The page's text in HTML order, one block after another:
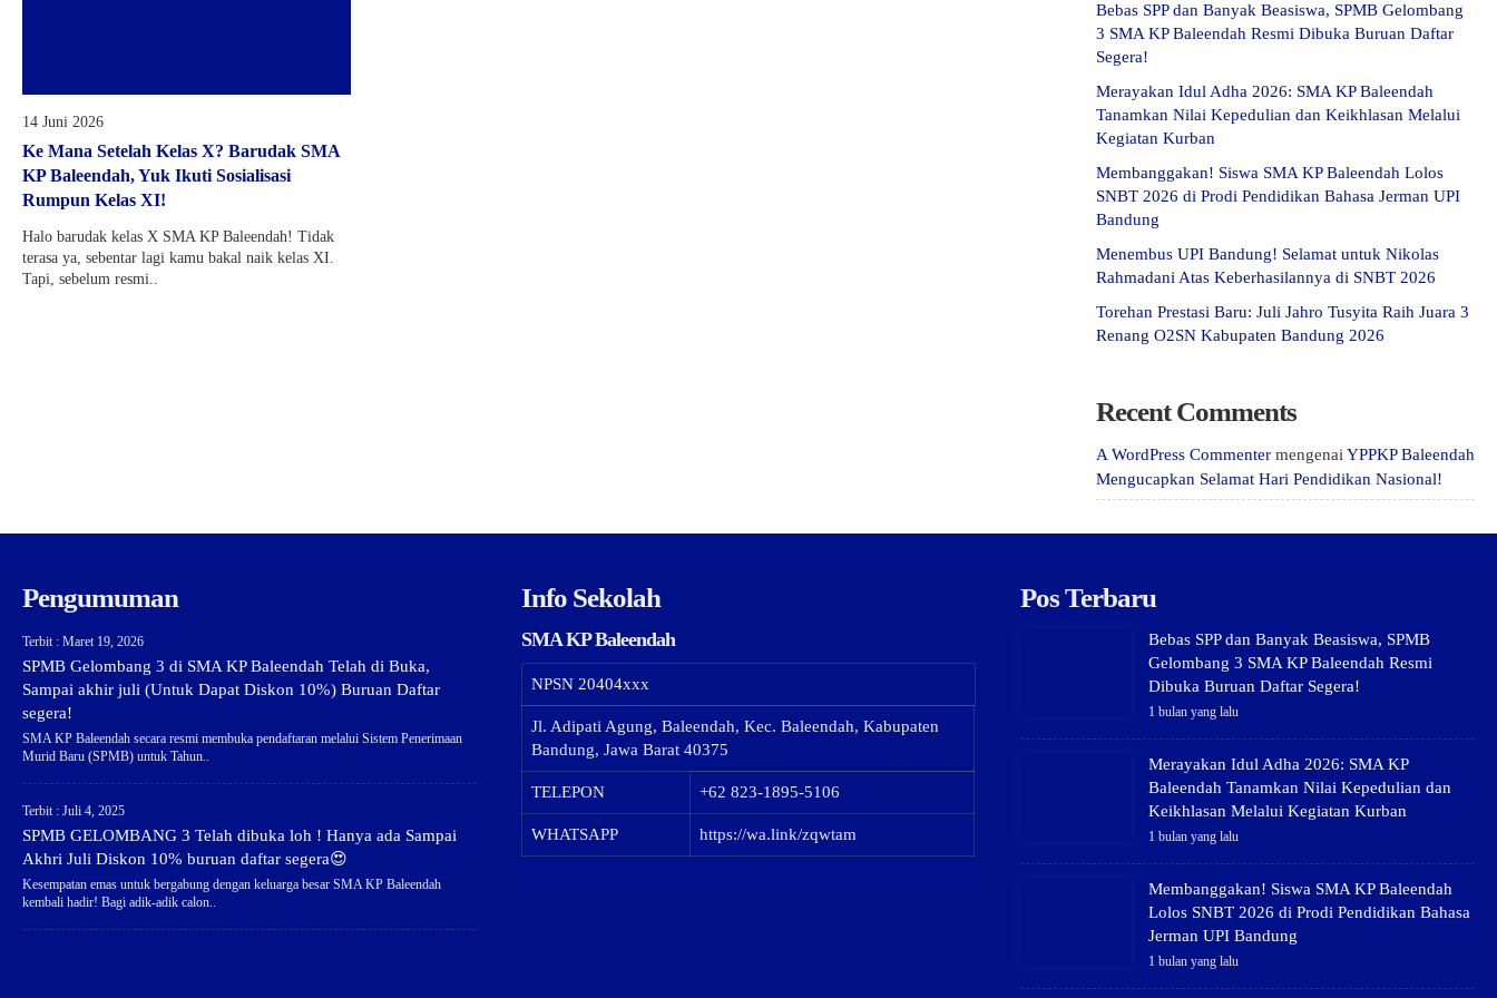
14 Juni 2026
Ke Mana Setelah Kelas X? Barudak SMA
KP Baleendah, Yuk Ikuti Sosialisasi
Rumpun Kelas XI!
Halo barudak kelas X SMA KP Baleendah! Tidak
terasa ya, sebentar lagi kamu bakal naik kelas XI.
Tapi, sebelum resmi..
Bebas SPP dan Banyak Beasiswa, SPMB Gelombang
3 SMA KP Baleendah Resmi Dibuka Buruan Daftar
Segera!
Merayakan Idul Adha 2026: SMA KP Baleendah
Tanamkan Nilai Kepedulian dan Keikhlasan Melalui
Kegiatan Kurban
Membanggakan! Siswa SMA KP Baleendah Lolos
SNBT 2026 di Prodi Pendidikan Bahasa Jerman UPI
Bandung
Menembus UPI Bandung! Selamat untuk Nikolas
Rahmadani Atas Keberhasilannya di SNBT 2026
Torehan Prestasi Baru: Juli Jahro Tusyita Raih Juara 3
Renang O2SN Kabupaten Bandung 2026
Recent Comments
A WordPress Commenter mengenai YPPKP Baleendah
Mengucapkan Selamat Hari Pendidikan Nasional!
Pengumuman
Terbit : Maret 19, 2026
SPMB Gelombang 3 di SMA KP Baleendah Telah di Buka,
Sampai akhir juli (Untuk Dapat Diskon 10%) Buruan Daftar
segera!
SMA KP Baleendah secara resmi membuka pendaftaran melalui Sistem Penerimaan
Murid Baru (SPMB) untuk Tahun..
Terbit : Juli 4, 2025
SPMB GELOMBANG 3 Telah dibuka loh ! Hanya ada Sampai
Akhri Juli Diskon 10% buruan daftar segera😍
Kesempatan emas untuk bergabung dengan keluarga besar SMA KP Baleendah
kembali hadir! Bagi adik-adik calon..
Info Sekolah
SMA KP Baleendah
NPSN 20404xxx
Jl. Adipati Agung, Baleendah, Kec. Baleendah, Kabupaten
Bandung, Jawa Barat 40375
TELEPON +62 823-1895-5106
WHATSAPP https://wa.link/zqwtam
Pos Terbaru
Bebas SPP dan Banyak Beasiswa, SPMB
Gelombang 3 SMA KP Baleendah Resmi
Dibuka Buruan Daftar Segera!
1 bulan yang lalu
Merayakan Idul Adha 2026: SMA KP
Baleendah Tanamkan Nilai Kepedulian dan
Keikhlasan Melalui Kegiatan Kurban
1 bulan yang lalu
Membanggakan! Siswa SMA KP Baleendah
Lolos SNBT 2026 di Prodi Pendidikan Bahasa
Jerman UPI Bandung
1 bulan yang lalu